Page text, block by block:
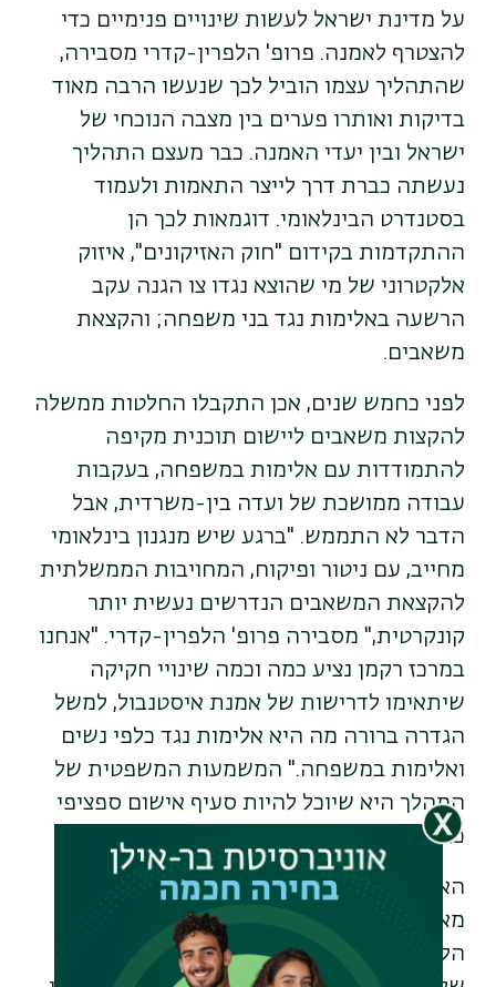
על מדינת ישראל לעשות שינויים פנימיים כדי
להצטרף לאמנה. פרופ' הלפרין-קדרי מסבירה,
שהתהליך עצמו הוביל לכך שנעשו הרבה מאוד
בדיקות ואותרו פערים בין מצבה הנוכחי של
ישראל ובין יעדי האמנה. כבר מעצם התהליך
נעשתה כברת דרך לייצר התאמות ולעמוד
בסטנדרט הבינלאומי. דוגמאות לכך הן
ההתקדמות בקידום "חוק האזיקונים", איזוק
אלקטרוני של מי שהוצא נגדו צו הגנה עקב
הרשעה באלימות נגד בני משפחה; והקצאת
משאבים.
לפני כחמש שנים, אכן התקבלו החלטות ממשלה
להקצות משאבים ליישום תוכנית מקיפה
להתמודדות עם אלימות במשפחה, בעקבות
עבודה ממושכת של ועדה בין-משרדית, אבל
הדבר לא התממש. "ברגע שיש מנגנון בינלאומי
מחייב, עם ניטור ופיקוח, המחויבות הממשלתית
להקצאת המשאבים הנדרשים נעשית יותר
קונקרטית," מסבירה פרופ' הלפרין-קדרי. "אנחנו
במרכז רקמן נציע כמה וכמה שינויי חקיקה
שיתאימו לדרישות של אמנת איסטנבול, למשל
הגדרה ברורה מה היא אלימות נגד כלפי נשים
ואלימות במשפחה." המשמעות המשפטית של
המהלך היא שיוכל להיות סעיף אישום ספציפי
כזה נגד פוגעים.
האם חתימת ישראל על האמנה קרובה? "אני
מאמינה שהיא בהחלט קרובה," אומרת פרופ'
הלפרין-קדרי. "אנחנו כבר חמש שנים בתהליך